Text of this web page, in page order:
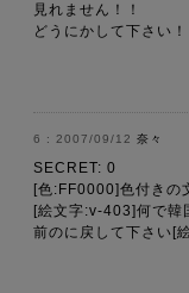
見れません！！
どうにかして下さい！
2007/09/12 奈々
SECRET: 0
[色:FF0000]色付きの
[絵文字:v-403]何で
前のに戻して下さい[